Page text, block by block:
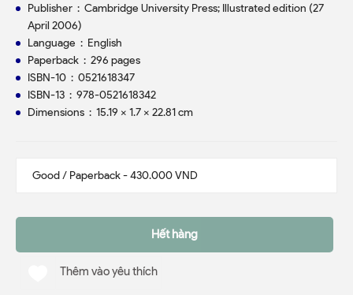
Publisher ‏ : ‎ Cambridge University Press; Illustrated edition (27
April 2006)
Language ‏ : ‎ English
Paperback ‏ : ‎ 296 pages
ISBN-10 ‏ : ‎ 0521618347
ISBN-13 ‏ : ‎ 978-0521618342
Dimensions ‏ : ‎ 15.19 x 1.7 x 22.81 cm
Hết hàng
Thêm vào yêu thích